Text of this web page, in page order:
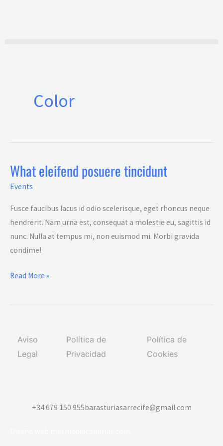
Color
What eleifend posuere tincidunt
Events
Fusce faucibus lacus id odio scelerisque, eget rhoncus neque
hendrerit. Nam urna est, consequat a molestie eu, sagittis id
nunc. Nulla at tempus mi, non euismod mi. Morbi gravida
condime!
What
eleifend
tincidunt
Read More »
Aviso
Legal
Política de
Privacidad
Política de
Cookies
+34 679 150 955barasturiasarrecife@gmail.com